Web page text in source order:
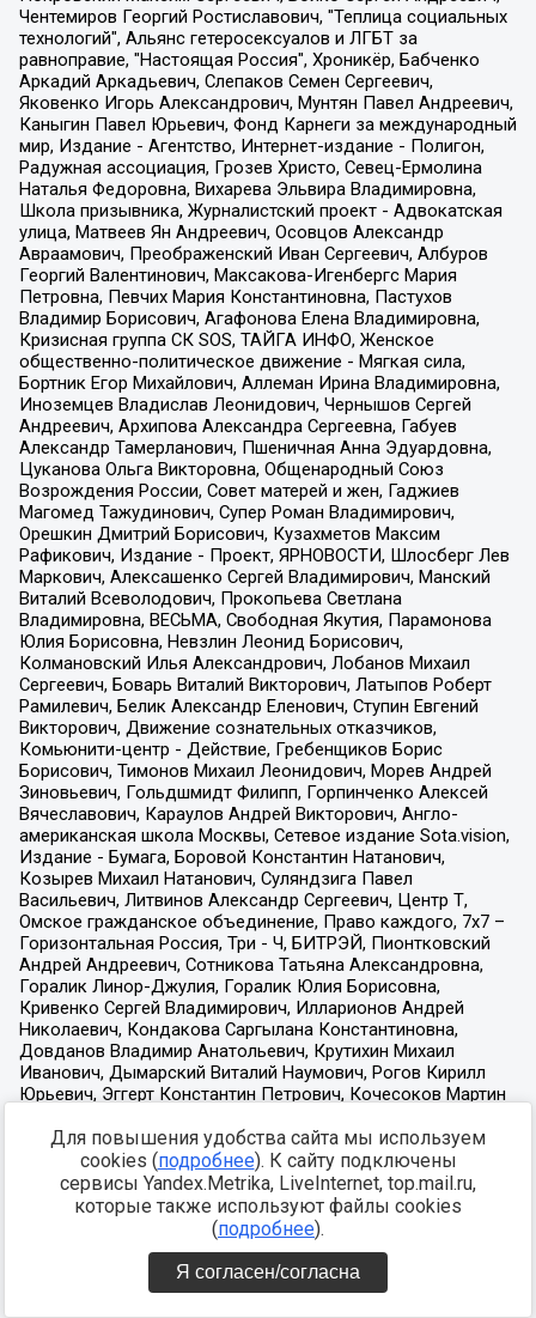
Для повышения удобства сайта мы используем
cookies (подробнее). К сайту подключены
сервисы Yandex.Metrika, LiveInternet, top.mail.ru,
которые также используют файлы cookies
(подробнее).
Я согласен/согласна